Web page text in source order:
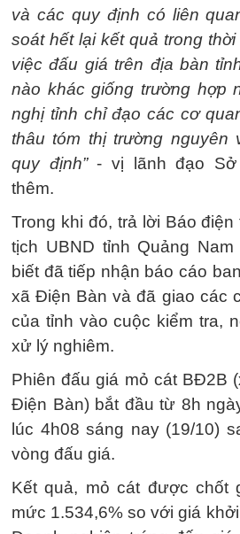
và các quy định có liên
soát hết lại kết quả trong
việc đấu giá trên địa bàn
nào khác giống trường hợp
nghị tỉnh chỉ đạo các cơ
thâu tóm thị trường nguyên
quy định”- vị lãnh đạo Sở
thêm.
Trong khi đó, trả lời Báo
tịch UBND tỉnh Quảng
biết đã tiếp nhận báo cáo
xã Điện Bàn và đã giao các
của tỉnh vào cuộc kiểm tra,
xử lý nghiêm.
Phiên đấu giá mỏ cát BĐ2B
Điện Bàn) bắt đầu từ 8h
lúc 4h08 sáng nay (19/10)
vòng đấu giá.
Kết quả, mỏ cát được chốt
mức 1.534,6% so với giá